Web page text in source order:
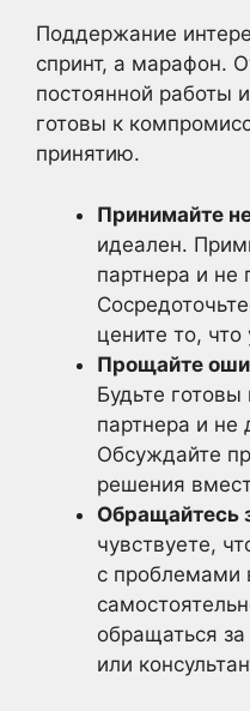
Поддержание
спринт, а марафон.
постоянной работы
готовы к
принятию.
Принимайте
идеален.
партнера и не
цените то, что
Прощайте
Будьте
партнера и не
Обсуждайте
решения
Обращайтесь
чувствуете,
с проблемами
обращаться
или